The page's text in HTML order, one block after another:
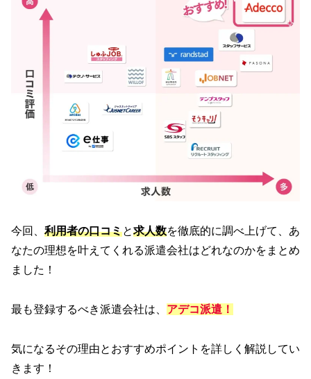
今回、 利用者の口コミと求人数を徹底的に調べ上げて、あ
なたの理想を叶えてくれる派遣会社はどれなのかをまとめ
ました！
最も登録するべき派遣会社は、 アデコ派遣！
気になるその理由とおすすめポイントを詳しく解説してい
きます！